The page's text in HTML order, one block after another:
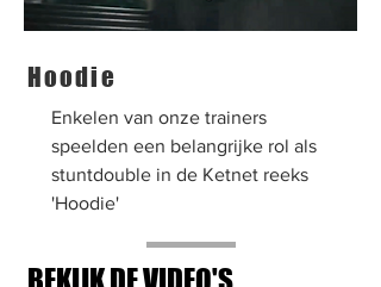
Hoodie
Enkelen van onze trainers
speelden een belangrijke rol als
stuntdouble in de Ketnet reeks
'Hoodie'
BEKIJK DE VIDEO'S